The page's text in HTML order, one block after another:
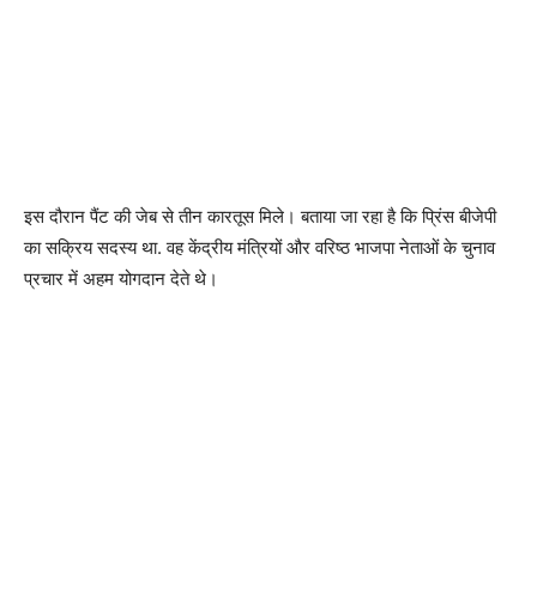
इस दौरान पैंट की जेब से तीन कारतूस मिले। बताया जा रहा है कि प्रिंस बीजेपी
का सक्रिय सदस्य था. वह केंद्रीय मंत्रियों और वरिष्ठ भाजपा नेताओं के चुनाव
प्रचार में अहम योगदान देते थे।